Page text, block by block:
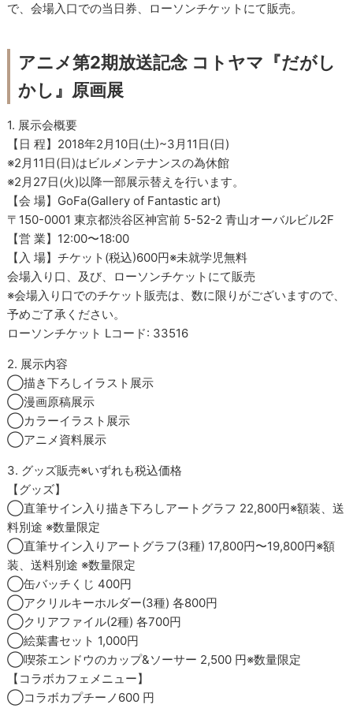
で、会場入口での当日券、ローソンチケットにて販売。
アニメ第2期放送記念 コトヤマ『だがし
かし』原画展
1. 展示会概要
【日 程】2018年2月10日(土)~3月11日(日)
※2月11日(日)はビルメンテナンスの為休館
※2月27日(火)以降一部展示替えを行います。
【会 場】GoFa(Gallery of Fantastic art)
〒150-0001 東京都渋谷区神宮前 5-52-2 青山オーバルビル2F
【営 業】12:00〜18:00
【入 場】チケット(税込)600円※未就学児無料
会場入り口、及び、ローソンチケットにて販売
※会場入り口でのチケット販売は、数に限りがございますので、
予めご了承ください。
ローソンチケット Lコード: 33516
2. 展示内容
◯描き下ろしイラスト展示
◯漫画原稿展示
◯カラーイラスト展示
◯アニメ資料展示
3. グッズ販売※いずれも税込価格
【グッズ】
◯直筆サイン入り描き下ろしアートグラフ 22,800円※額装、送
料別途 ※数量限定
◯直筆サイン入りアートグラフ(3種) 17,800円〜19,800円※額
装、送料別途 ※数量限定
◯缶バッチくじ 400円
◯アクリルキーホルダー(3種) 各800円
◯クリアファイル(2種) 各700円
◯絵葉書セット 1,000円
◯喫茶エンドウのカップ&ソーサー 2,500 円※数量限定
【コラボカフェメニュー】
◯コラボカプチーノ600 円